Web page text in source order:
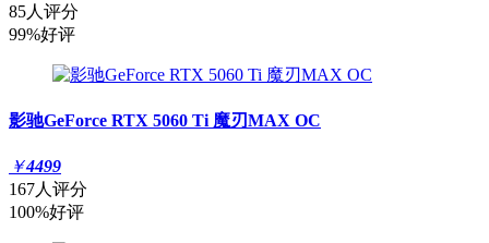
85人评分
99%好评
影驰GeForce RTX 5060 Ti 魔刃MAX OC
￥4499
167人评分
100%好评